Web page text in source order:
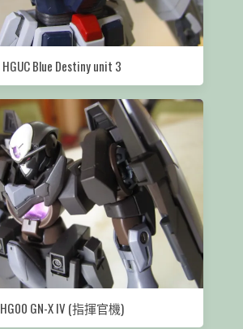
HGUC Blue Destiny unit 3
HG00 GN-X IV (指揮官機)